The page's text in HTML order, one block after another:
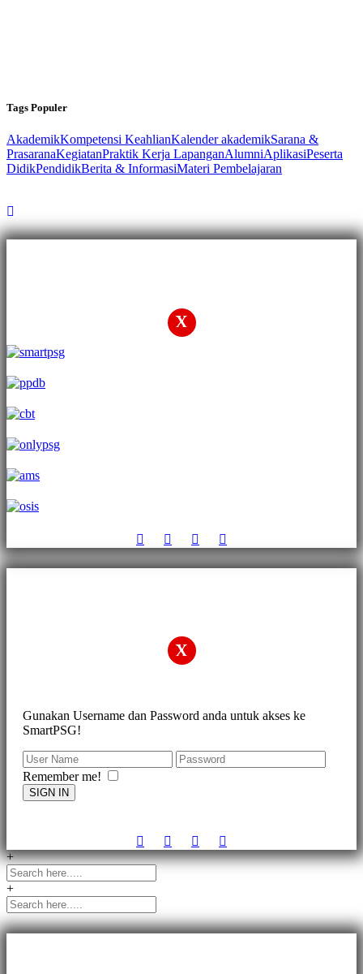
Tags Populer
AkademikKompetensi KeahlianKalender akademikSarana &
PrasaranaKegiatanPraktik Kerja LapanganAlumniAplikasiPeserta
DidikPendidikBerita & InformasiMateri Pembelajaran
X
X
Gunakan Username dan Password anda untuk akses ke
SmartPSG!
Remember me!
SIGN IN
+
+